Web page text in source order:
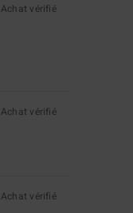
Achat vérifié
Achat vérifié
Achat vérifié